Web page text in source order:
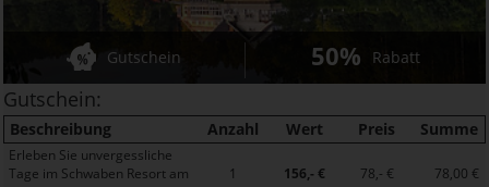
Gutschein 50% Rabatt
Gutschein:
Beschreibung Anzahl Wert Preis Summe
Erleben Sie unvergessliche
Tage im Schwaben Resort am
1 156,- € 78,- € 78,00 €